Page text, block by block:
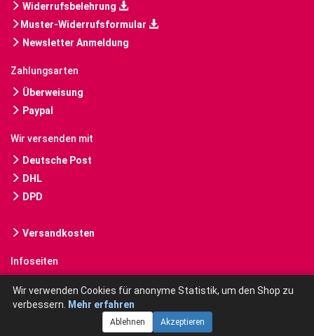
Widerrufsbelehrung
Muster-Widerrufsformular
Newsletter Anmeldung
Zahlungsarten
Überweisung
Paypal
Wir versenden mit
Deutsche Post
DHL
DPD
Versandkosten
Infoseiten
Wir verwenden Cookies für anonyme Statistik, um den Shop zu
verbessern.
Mehr erfahren
Ablehnen Akzeptieren